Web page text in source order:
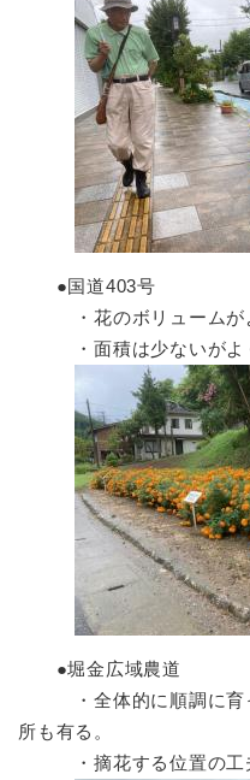
●国道403号
・花のボリュームがよ
・面積は少ないがよく
●堀金広域農道
・全体的に順調に育っ
所も有る。
・摘花する位置の工夫